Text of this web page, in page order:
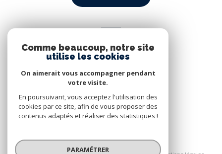
Nous adhérons
© 2026 | Tous droits réservés
Comme beaucoup, notre site
utilise les cookies
On aimerait vous accompagner pendant
votre visite.
En poursuivant, vous acceptez l'utilisation des
cookies par ce site, afin de vous proposer des
contenus adaptés et réaliser des statistiques !
PARAMÉTRER